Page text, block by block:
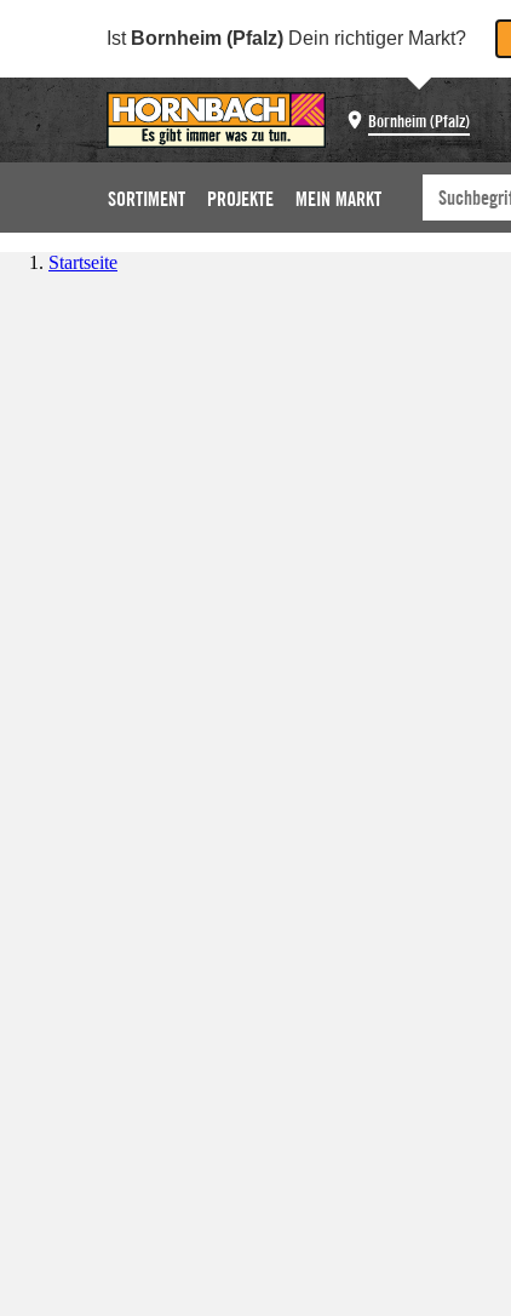
Ist Bornheim (Pfalz) Dein richtiger Markt?
Bornheim (Pfalz)
SORTIMENT PROJEKTE MEIN MARKT
Startseite